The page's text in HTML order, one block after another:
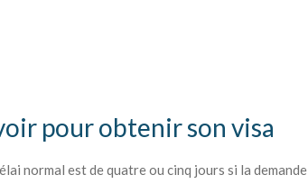
pour obtenir son visa
normal est de quatre ou cinq jours si la demande